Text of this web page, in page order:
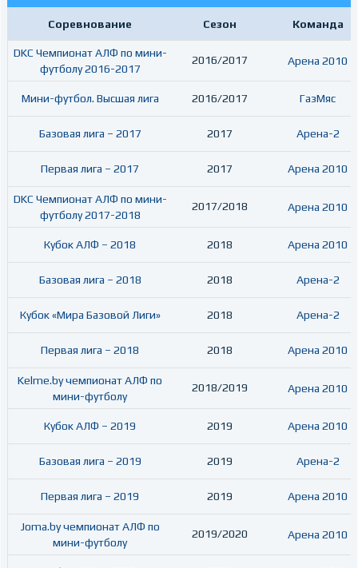
Соревнование Сезон Команда
DKC Чемпионат АЛФ по мини-
футболу 2016-2017
2016/2017 Арена 2010
Мини-футбол. Высшая лига 2016/2017 ГазМяс
Базовая лига – 2017 2017 Арена-2
Первая лига – 2017 2017 Арена 2010
DKC Чемпионат АЛФ по мини-
футболу 2017-2018
2017/2018 Арена 2010
Кубок АЛФ – 2018 2018 Арена 2010
Базовая лига – 2018 2018 Арена-2
Кубок «Мира Базовой Лиги» 2018 Арена-2
Первая лига – 2018 2018 Арена 2010
Kelme.by чемпионат АЛФ по
мини-футболу
2018/2019 Арена 2010
Кубок АЛФ – 2019 2019 Арена 2010
Базовая лига – 2019 2019 Арена-2
Первая лига – 2019 2019 Арена 2010
Joma.by чемпионат АЛФ по
мини-футболу
2019/2020 Арена 2010